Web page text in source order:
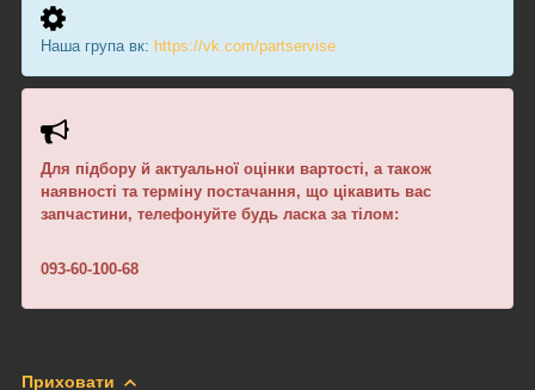
Наша група вк: https://vk.com/partservise
Для підбору й актуальної оцінки вартості, а також
наявності та терміну постачання, що цікавить вас
запчастини, телефонуйте будь ласка за тілом:
093-60-100-68
Приховати